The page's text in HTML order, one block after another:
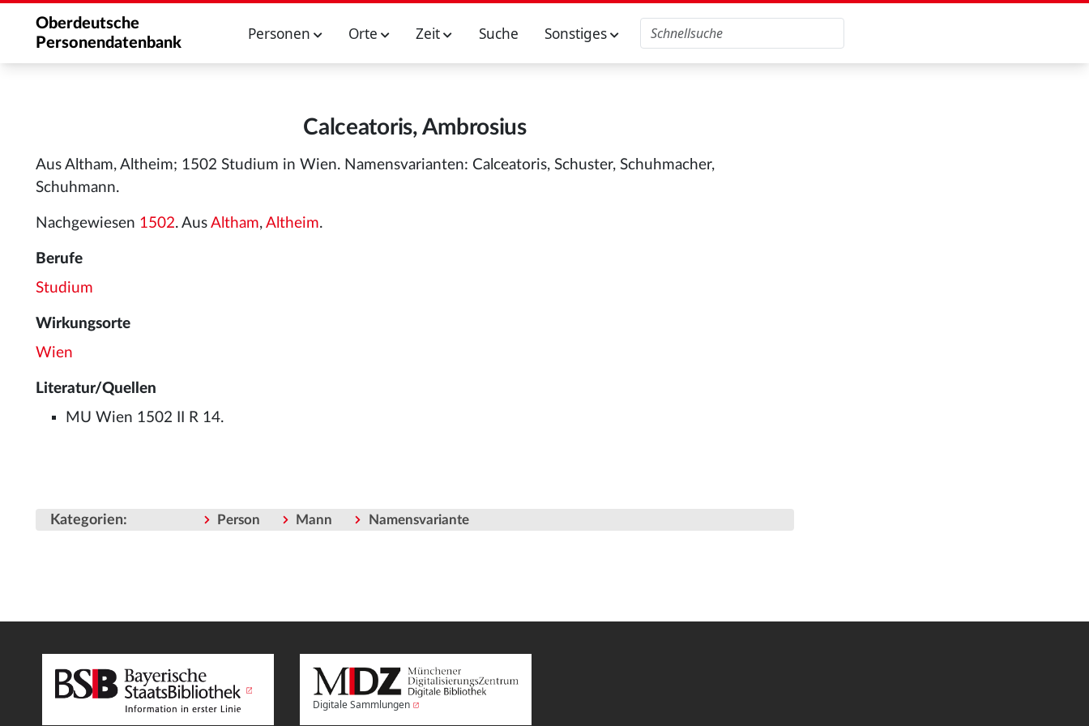
Oberdeutsche
Personendatenbank
Personen Orte Zeit Suche Sonstiges
Calceatoris, Ambrosius
Aus Altham, Altheim; 1502 Studium in Wien. Namensvarianten: Calceatoris, Schuster, Schuhmacher,
Schuhmann.
Nachgewiesen 1502. Aus Altham, Altheim.
Berufe
Studium
Wirkungsorte
Wien
Literatur/Quellen
MU Wien 1502 II R 14.
Kategorien: Person Mann Namensvariante
Digitale Sammlungen